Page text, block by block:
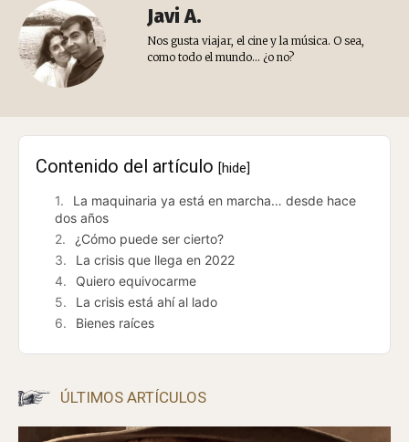
Javi A.
Nos gusta viajar, el cine y la música. O sea,
como todo el mundo... ¿o no?
Contenido del artículo [hide]
La maquinaria ya está en marcha… desde hace
dos años
¿Cómo puede ser cierto?
La crisis que llega en 2022
Quiero equivocarme
La crisis está ahí al lado
Bienes raíces
ÚLTIMOS ARTÍCULOS